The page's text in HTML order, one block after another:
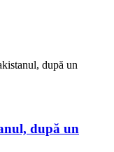
după un
după un